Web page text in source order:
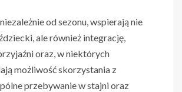
od sezonu, wspierają nie
ale również integrację,
oraz, w niektórych
możliwość skorzystania z
przebywanie w stajni oraz